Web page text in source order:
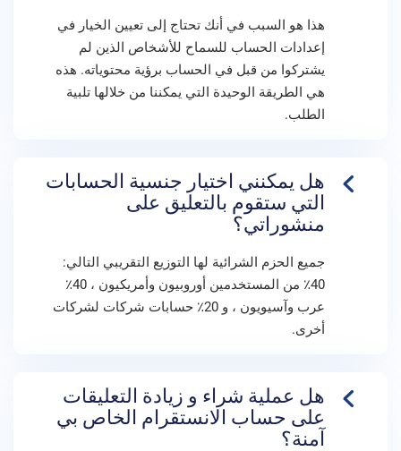
هذا هو السبب في أنك تحتاج إلى تعيين الخيار في
إعدادات الحساب للسماح للأشخاص الذين لم
يشتركوا من قبل في الحساب برؤية محتوياته. هذه
هي الطريقة الوحيدة التي يمكننا من خلالها تلبية
الطلب.
هل يمكنني اختيار جنسية الحسابات
التي ستقوم بالتعليق على
منشوراتي؟
جميع الحزم الشرائية لها التوزيع التقريبي التالي:
40٪ من المستخدمين أوروبيون وأمريكيون ، 40٪
عرب وآسيويون ، و 20٪ حسابات شركات لشركات
أخرى.
هل عملية شراء و زيادة التعليقات
على حساب الانستقرام الخاص بي
آمنة؟